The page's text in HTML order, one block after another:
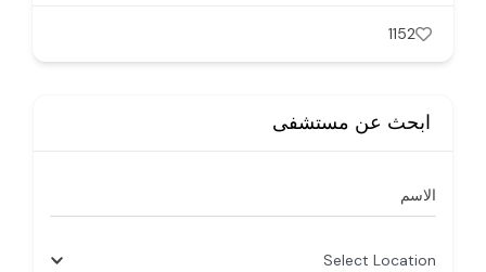
1152
ابحث عن مستشفى
الاسم
Select Location